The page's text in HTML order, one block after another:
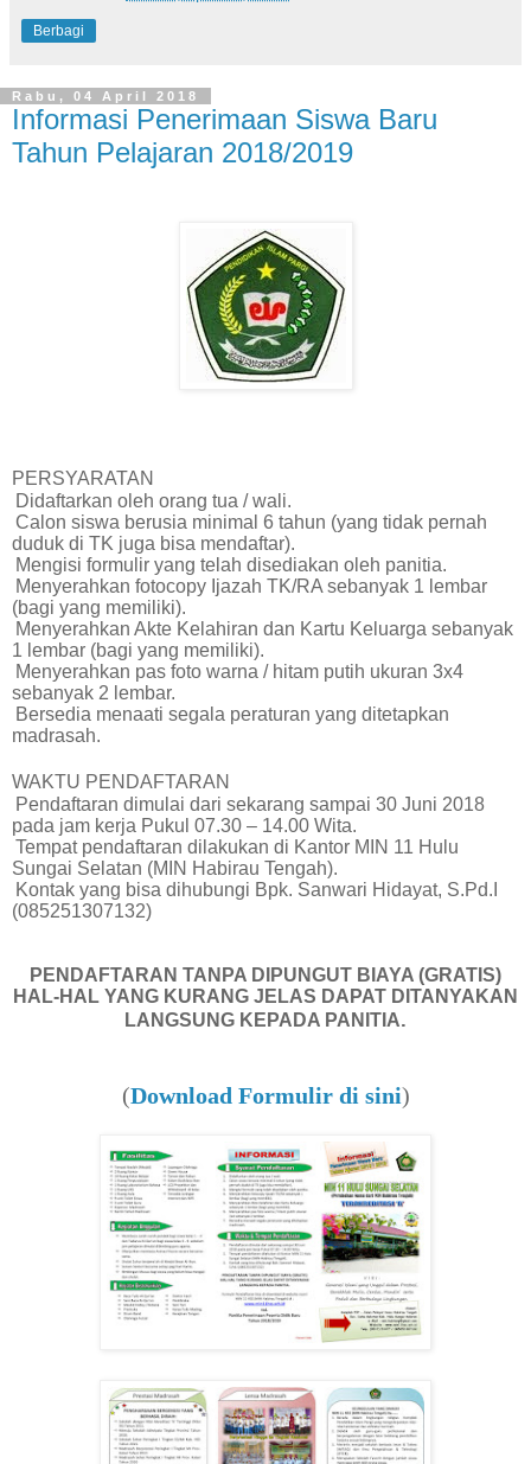
Berbagi
Rabu, 04 April 2018
Informasi Penerimaan Siswa Baru
Tahun Pelajaran 2018/2019
PERSYARATAN
Didaftarkan oleh orang tua / wali.
Calon siswa berusia minimal 6 tahun (yang tidak pernah
duduk di TK juga bisa mendaftar).
Mengisi formulir yang telah disediakan oleh panitia.
Menyerahkan fotocopy Ijazah TK/RA sebanyak 1 lembar
(bagi yang memiliki).
Menyerahkan Akte Kelahiran dan Kartu Keluarga sebanyak
1 lembar (bagi yang memiliki).
Menyerahkan pas foto warna / hitam putih ukuran 3x4
sebanyak 2 lembar.
Bersedia menaati segala peraturan yang ditetapkan
madrasah.
WAKTU PENDAFTARAN
Pendaftaran dimulai dari sekarang sampai 30 Juni 2018
pada jam kerja Pukul 07.30 – 14.00 Wita.
Tempat pendaftaran dilakukan di Kantor MIN 11 Hulu
Sungai Selatan (MIN Habirau Tengah).
Kontak yang bisa dihubungi Bpk. Sanwari Hidayat, S.Pd.I
(085251307132)
PENDAFTARAN TANPA DIPUNGUT BIAYA (GRATIS)
HAL-HAL YANG KURANG JELAS DAPAT DITANYAKAN
LANGSUNG KEPADA PANITIA.
(Download Formulir di sini)